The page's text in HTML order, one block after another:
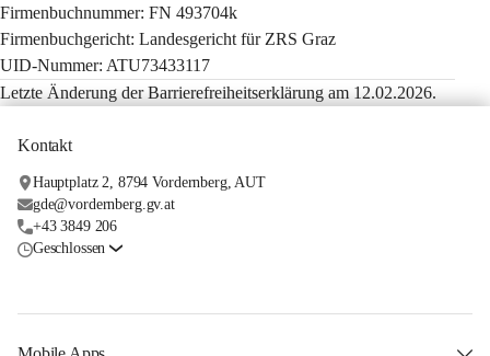
Firmenbuchnummer: FN 493704k
Firmenbuchgericht: Landesgericht für ZRS Graz
UID-Nummer: ATU73433117
Letzte Änderung der Barrierefreiheitserklärung am 12.02.2026.
Kontakt
Hauptplatz 2, 8794 Vordernberg, AUT
gde@vordernberg.gv.at
+43 3849 206
Geschlossen